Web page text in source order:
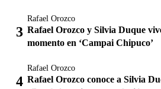
Rafael Orozco
Rafael Orozco y Silvia Duque
momento en ‘Campai Chipuco’
Rafael Orozco
Rafael Orozco conoce a Silvia